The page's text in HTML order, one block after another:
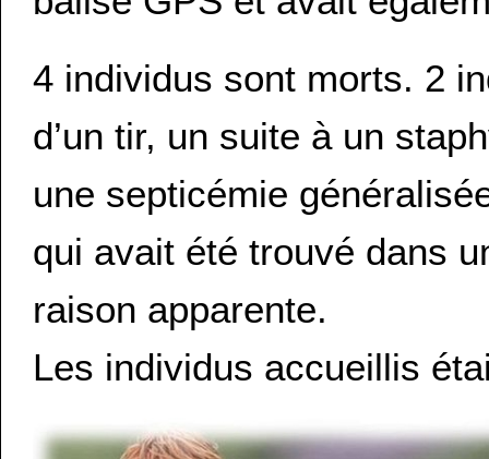
4 individus sont morts. 2
d’un tir, un suite à un
une septicémie
qui avait été trouvé dans
raison apparente.
Les individus accueillis